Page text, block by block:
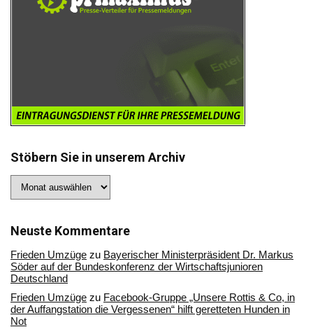
Stöbern Sie in unserem Archiv
Sie
Archiv
Neuste Kommentare
Frieden Umzüge zu Bayerischer Ministerpräsident Dr. Markus
Söder auf der Bundeskonferenz der Wirtschaftsjunioren
Deutschland
Frieden Umzüge zu Facebook-Gruppe „Unsere Rottis & Co, in
der Auffangstation die Vergessenen“ hilft geretteten Hunden in
Not